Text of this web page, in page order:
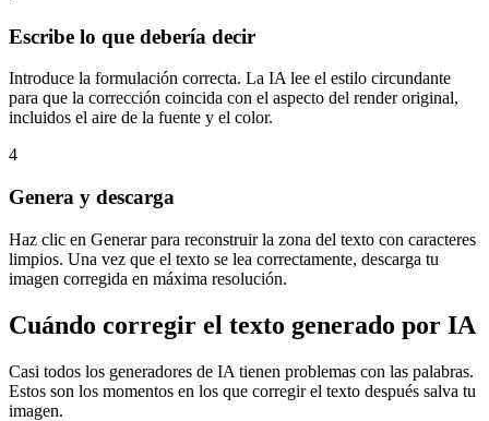
Escribe lo que debería decir
Introduce la formulación correcta. La IA lee el estilo circundante
para que la corrección coincida con el aspecto del render original,
incluidos el aire de la fuente y el color.
4
Genera y descarga
Haz clic en Generar para reconstruir la zona del texto con caracteres
limpios. Una vez que el texto se lea correctamente, descarga tu
imagen corregida en máxima resolución.
Cuándo corregir el texto generado por IA
Casi todos los generadores de IA tienen problemas con las palabras.
Estos son los momentos en los que corregir el texto después salva tu
imagen.